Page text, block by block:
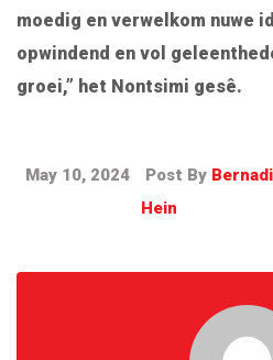
moedig en verwelkom nuwe
opwindend en vol
groei,” het Nontsimi gesê.
May 10, 2024 Post By
Hein